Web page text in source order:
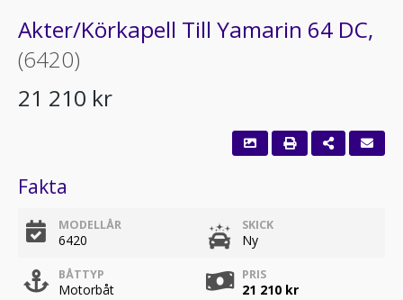
Akter/Körkapell Till Yamarin 64 DC,
(6420)
21 210 kr
Fakta
MODELLÅR
6420
SKICK
Ny
BÅTTYP
Motorbåt
PRIS
21 210 kr